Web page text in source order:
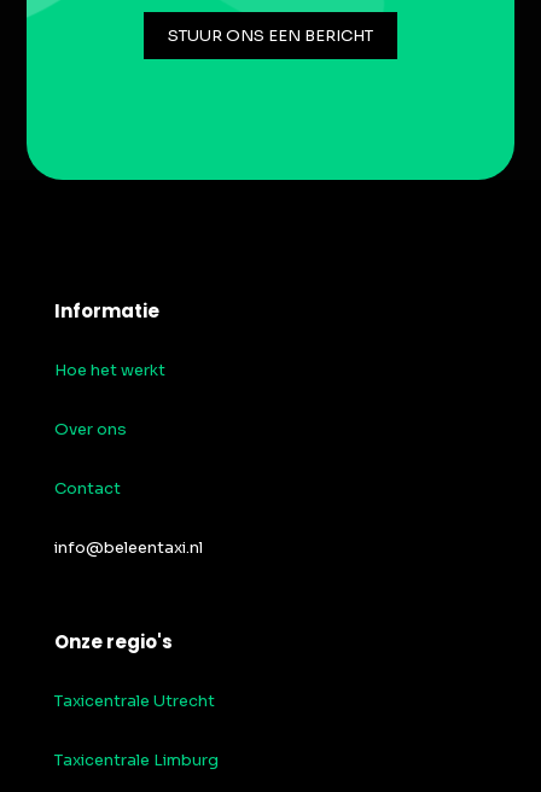
STUUR ONS EEN BERICHT
Informatie
Hoe het werkt
Over ons
Contact
info@beleentaxi.nl
Onze regio's
Taxicentrale Utrecht
Taxicentrale Limburg